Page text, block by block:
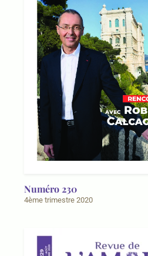
Numéro 230
4ème trimestre 2020